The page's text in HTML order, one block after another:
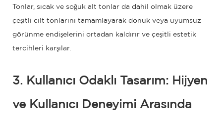
Tonlar, sıcak ve soğuk alt tonlar da dahil olmak üzere
çeşitli cilt tonlarını tamamlayarak donuk veya uyumsuz
görünme endişelerini ortadan kaldırır ve çeşitli estetik
tercihleri ​​karşılar.
3. Kullanıcı Odaklı Tasarım: Hijyen
ve Kullanıcı Deneyimi Arasında